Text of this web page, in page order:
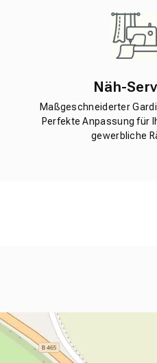
Näh-
Maßgeschneiderter
Perfekte Anpassung für
gewerbliche